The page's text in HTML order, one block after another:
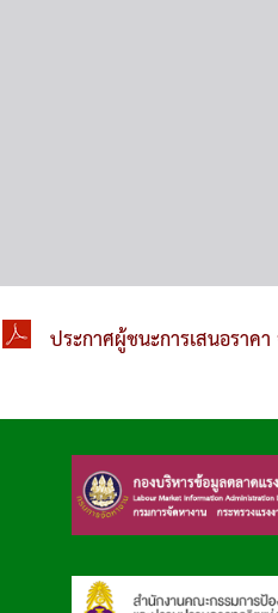
ประกาศผู้ชนะการเสนอราค